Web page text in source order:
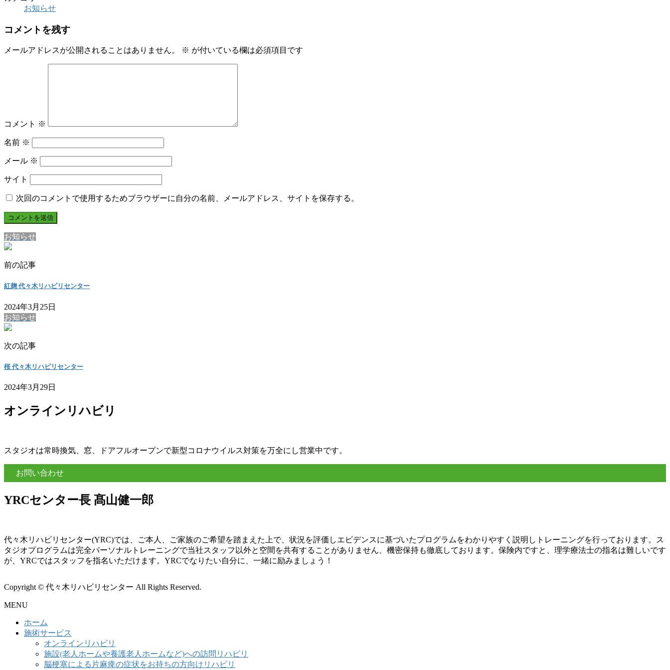
お知らせ
コメントを残す
メールアドレスが公開されることはありません。 ※ が付いている欄は必須項目です
コメント ※
名前 ※
メール ※
サイト
次回のコメントで使用するためブラウザーに自分の名前、メールアドレス、サイトを保存する。
お知らせ
前の記事
紅麹 代々木リハビリセンター
2024年3月25日
お知らせ
次の記事
桜 代々木リハビリセンター
2024年3月29日
オンラインリハビリ
スタジオは常時換気、窓、ドアフルオープンで新型コロナウイルス対策を万全にし営業中です。
お問い合わせ
YRCセンター長 髙山健一郎
代々木リハビリセンター(YRC)では、ご本人、ご家族のご希望を踏まえた上で、状況を評価しエビデンスに基づいたプログラムをわかりやすく説明しトレーニングを行っております。ス
タジオプログラムは完全パーソナルトレーニングで当社スタッフ以外と空間を共有することがありません、機密保持も徹底しております。保険内ですと、理学療法士の指名は難しいです
が、YRCではスタッフを指名いただけます。YRCでなりたい自分に、一緒に励みましょう！
Copyright © 代々木リハビリセンター All Rights Reserved.
MENU
ホーム
施術サービス
オンラインリハビリ
施設(老人ホームや養護老人ホームなど)への訪問リハビリ
脳梗塞による片麻痺の症状をお持ちの方向けリハビリ